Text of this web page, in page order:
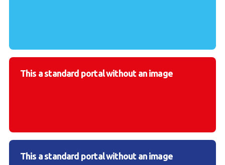
This a standard portal without an image
This a standard portal without an image